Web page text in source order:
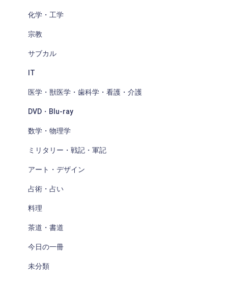
化学・工学
宗教
サブカル
IT
医学・獣医学・歯科学・看護・介護
DVD・Blu-ray
数学・物理学
ミリタリー・戦記・軍記
アート・デザイン
占術・占い
料理
茶道・書道
今日の一冊
未分類